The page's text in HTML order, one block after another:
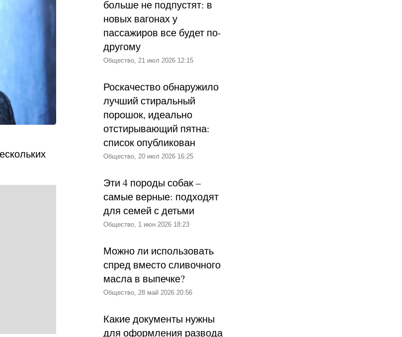
больше не подпустят: в
новых вагонах у
пассажиров все будет по-
другому
Общество, 21 июл 2026 12:15
Роскачество обнаружило
лучший стиральный
порошок, идеально
отстирывающий пятна:
список опубликован
Общество, 20 июл 2026 16:25
Эти 4 породы собак –
самые верные: подходят
для семей с детьми
Общество, 1 июн 2026 18:23
Можно ли использовать
спред вместо сливочного
масла в выпечке?
Общество, 28 май 2026 20:56
Какие документы нужны
для оформления развода